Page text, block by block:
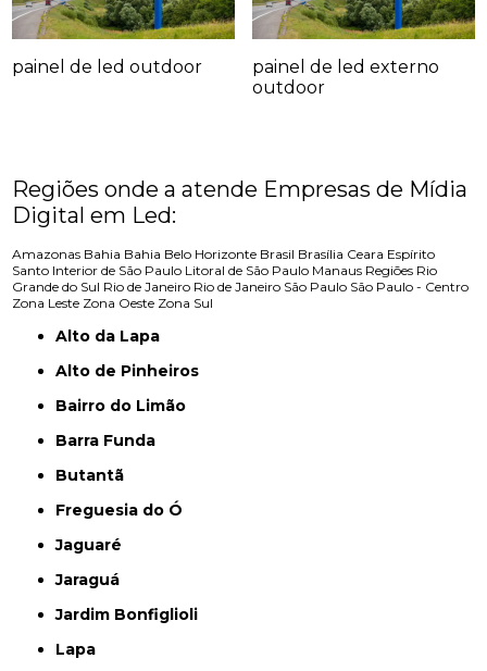
painel de led outdoor
painel de led externo
outdoor
Regiões onde a atende Empresas de Mídia
Digital em Led:
Amazonas Bahia Bahia Belo Horizonte Brasil Brasília Ceara Espírito
Santo Interior de São Paulo Litoral de São Paulo Manaus Regiões Rio
Grande do Sul Rio de Janeiro Rio de Janeiro São Paulo São Paulo - Centro
Zona Leste Zona Oeste Zona Sul
Alto da Lapa
Alto de Pinheiros
Bairro do Limão
Barra Funda
Butantã
Freguesia do Ó
Jaguaré
Jaraguá
Jardim Bonfiglioli
Lapa